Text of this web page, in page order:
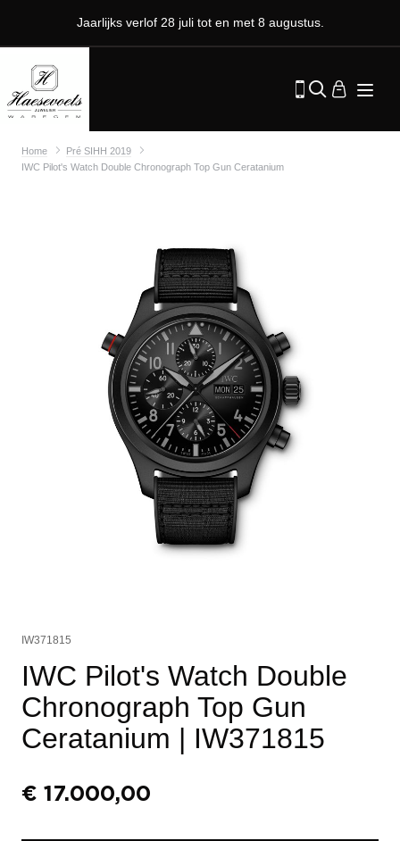
Jaarlijks verlof 28 juli tot en met 8 augustus.
Home
Pré SIHH 2019
IWC Pilot's Watch Double Chronograph Top Gun Ceratanium
IW371815
IWC Pilot's Watch Double
Chronograph Top Gun
Ceratanium | IW371815
€ 17.000,00